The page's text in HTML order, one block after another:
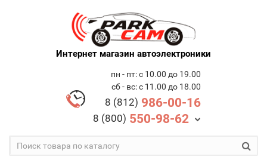
Интернет магазин автоэлектроники
пн - пт: с 10.00 до 19.00
сб - вс: с 11.00 до 18.00
8 (812) 986-00-16
8 (800) 550-98-62